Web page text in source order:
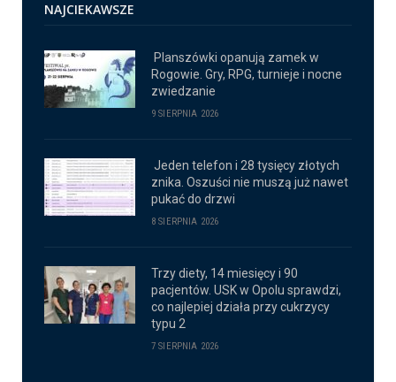
NAJCIEKAWSZE
Planszówki opanują zamek w
Rogowie. Gry, RPG, turnieje i nocne
zwiedzanie
9 SIERPNIA 2026
Jeden telefon i 28 tysięcy złotych
znika. Oszuści nie muszą już nawet
pukać do drzwi
8 SIERPNIA 2026
Trzy diety, 14 miesięcy i 90
pacjentów. USK w Opolu sprawdzi,
co najlepiej działa przy cukrzycy
typu 2
7 SIERPNIA 2026